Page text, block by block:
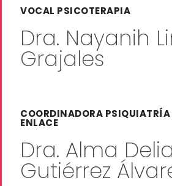
VOCAL PSICOTERAPIA
Dra. Nayanih
Grajales
COORDINADORA
ENLACE
Dra. Alma Delia
Gutiérrez